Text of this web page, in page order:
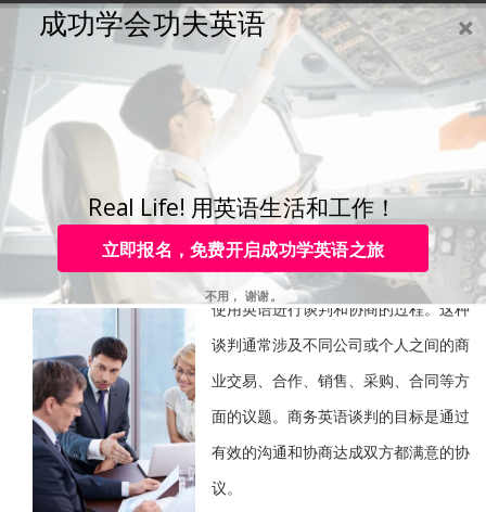
购买
咨询
注册
登录
Toggle
navigation
咨询热线：
4006-979-088 或 0755-88820630
功夫英语 | 轻松提高商务
谈判英语能力！
商务英语谈判是指在商业环境中
使用英语进行谈判和协商的过程。这种
谈判通常涉及不同公司或个人之间的商
业交易、合作、销售、采购、合同等方
面的议题。商务英语谈判的目标是通过
有效的沟通和协商达成双方都满意的协
议。
立即报名，免费开启成功学英语之旅
成功学会功夫英语
Real Life! 用英语生活和工作！
不用， 谢谢。